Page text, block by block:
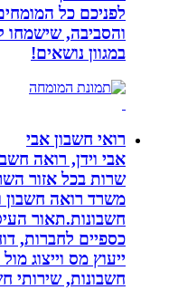
לפניכם כל המומחים
והסביבה, שישמחו
במגוון נושאים!
רואי חשבון אבי
אבי וידן, רואה חשבון,
שרות בכל אזור השרון
משרד רואה חשבון ושל
חשבונות.תאור העיסוק:
כספיים לחברות, דוחות
ייעוץ מס וייצוג מול
חשבונות, שירותי